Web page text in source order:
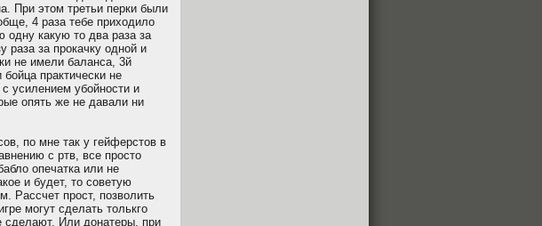
При этом третьи перки были
4 раза тебе приходило
какую то два раза за
раза за прокачку одной и
не имели баланса, 3й
практически не
усилением убойности и
опять же не давали ни
по мне так у гейферстов в
с ртв, все просто
опечатка или не
и будет, то советую
Рассчет прост, позволить
могут сделать толькго
сделают. Или донатеры, при